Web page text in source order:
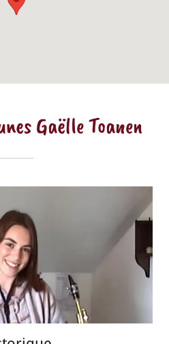
Gaëlle Toanen